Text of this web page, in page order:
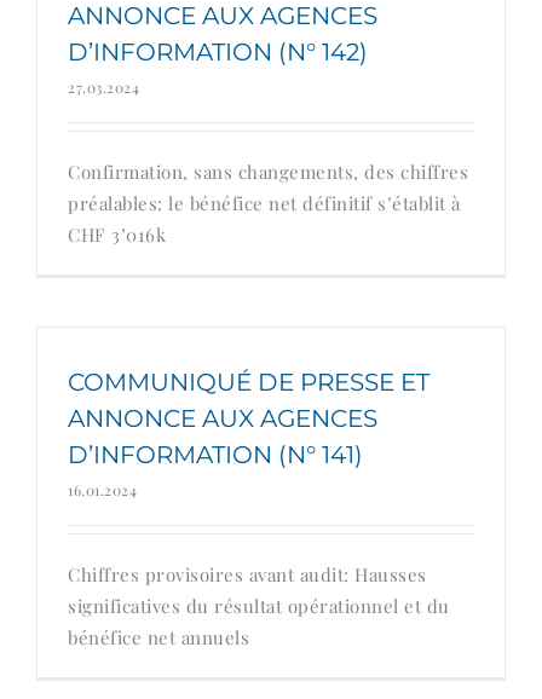
ANNONCE AUX AGENCES
D’INFORMATION (N° 142)
27.03.2024
Confirmation, sans changements, des chiffres
préalables: le bénéfice net définitif s’établit à
CHF 3’016k
COMMUNIQUÉ DE PRESSE ET
ANNONCE AUX AGENCES
D’INFORMATION (N° 141)
16.01.2024
Chiffres provisoires avant audit: Hausses
significatives du résultat opérationnel et du
bénéfice net annuels